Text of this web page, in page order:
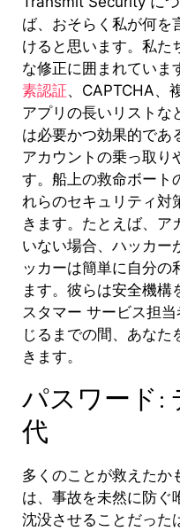
ば、おそらく私が何を
けると思います。私た
な修正に囲まれていま
素認証、CAPTCHA、
アプリの長いリストな
は必要かつ効果的であ
アカウントの乗っ取り
す。 船上の救命ボート
れらのセキュリティ対
きます。たとえば、ア
いない場合、ハッカー
ッカーは簡単に自分の
ます。彼らは安全機構
スタマー サービス担
じるまでの間、あなた
きます。
パスワード:
代
多くのことが救えたか
は、事故を未然に防ぐ
沈没させることだった